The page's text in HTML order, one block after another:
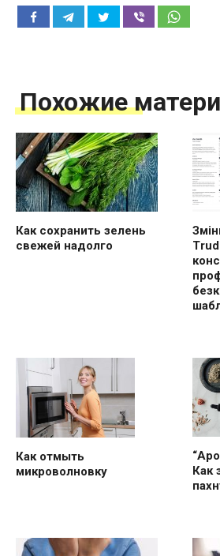
Похожие
Как сохранить зелень
свежей надолго
Как отмыть
микроволновку
Как